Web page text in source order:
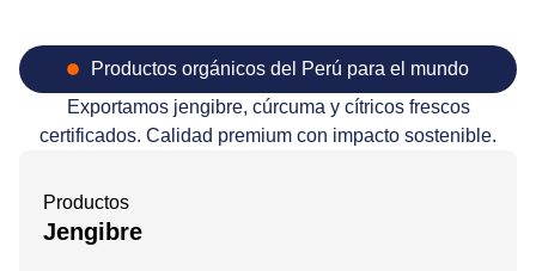
Productos orgánicos del Perú para el mundo
Exportamos jengibre, cúrcuma y cítricos frescos
certificados. Calidad premium con impacto sostenible.
Productos
Jengibre